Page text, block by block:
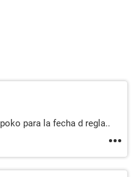
para la fecha d regla..